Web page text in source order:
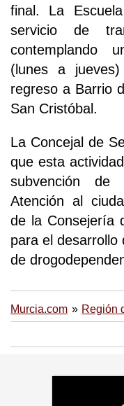
final. La
servicio de
contemplando
(lunes a
regreso a Barrio
San Cristóbal.
La Concejal de
que esta
subvención
Atención al
de la Consejería
para el desarrollo
de
Murcia.com Región